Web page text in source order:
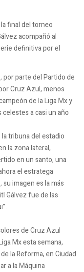
final del torneo
acompañó al
definitiva por el
por parte del Partido de
Cruz Azul, menos
de la Liga Mx y
a casi un año
tribuna del estadio
la zona lateral,
en un santo, una
el estratega
imagen es la más
Gálvez fue de las
de Cruz Azul
Mx esta semana,
la Reforma, en Ciudad
a la Máquina